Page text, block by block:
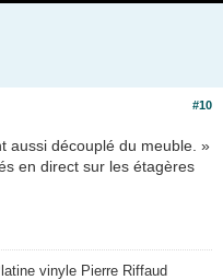
#10
aussi découplé du meuble. »
en direct sur les étagères
vinyle Pierre Riffaud